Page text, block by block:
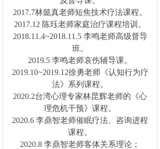
2017.7林懿真老师短焦技术疗法课程。
2017.12 陈珏老师家庭治疗课程培训。
2018.11.4~2018.11.5 李鸣老师高级督导
班。
2019.5 李鸣老师哀伤辅导课。
2019.10~2019.12徐勇老师《认知行为疗
法》系列课程。
2020.2台湾心理专家林昆辉老师的《心
理危机干预》课程。
2020.6 李鼎智老师催眠疗法、咨询进程
课程。
2020.8 李鼎智老师客体关系理论；